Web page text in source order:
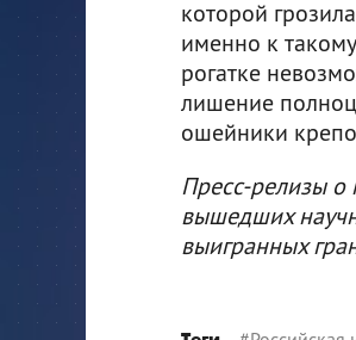
которой
именно к
рогатке
лишение
ошейники
Пресс-релизы о
вышедших
выигранных